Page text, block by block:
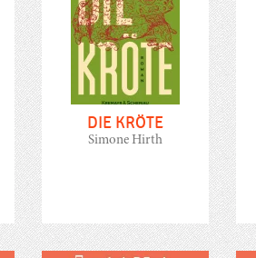
DIE KRÖTE
Simone Hirth